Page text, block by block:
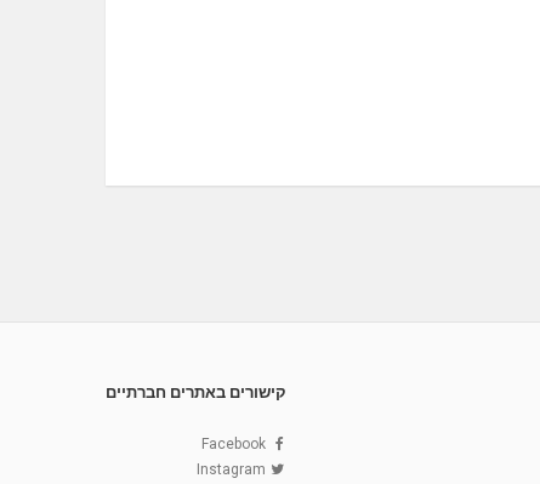
קישורים באתרים חברתיים
Facebook
Instagram